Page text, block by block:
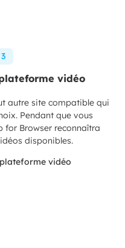
vidéo
autre site compatible qui
Pendant que vous
for Browser reconnaîtra
disponibles.